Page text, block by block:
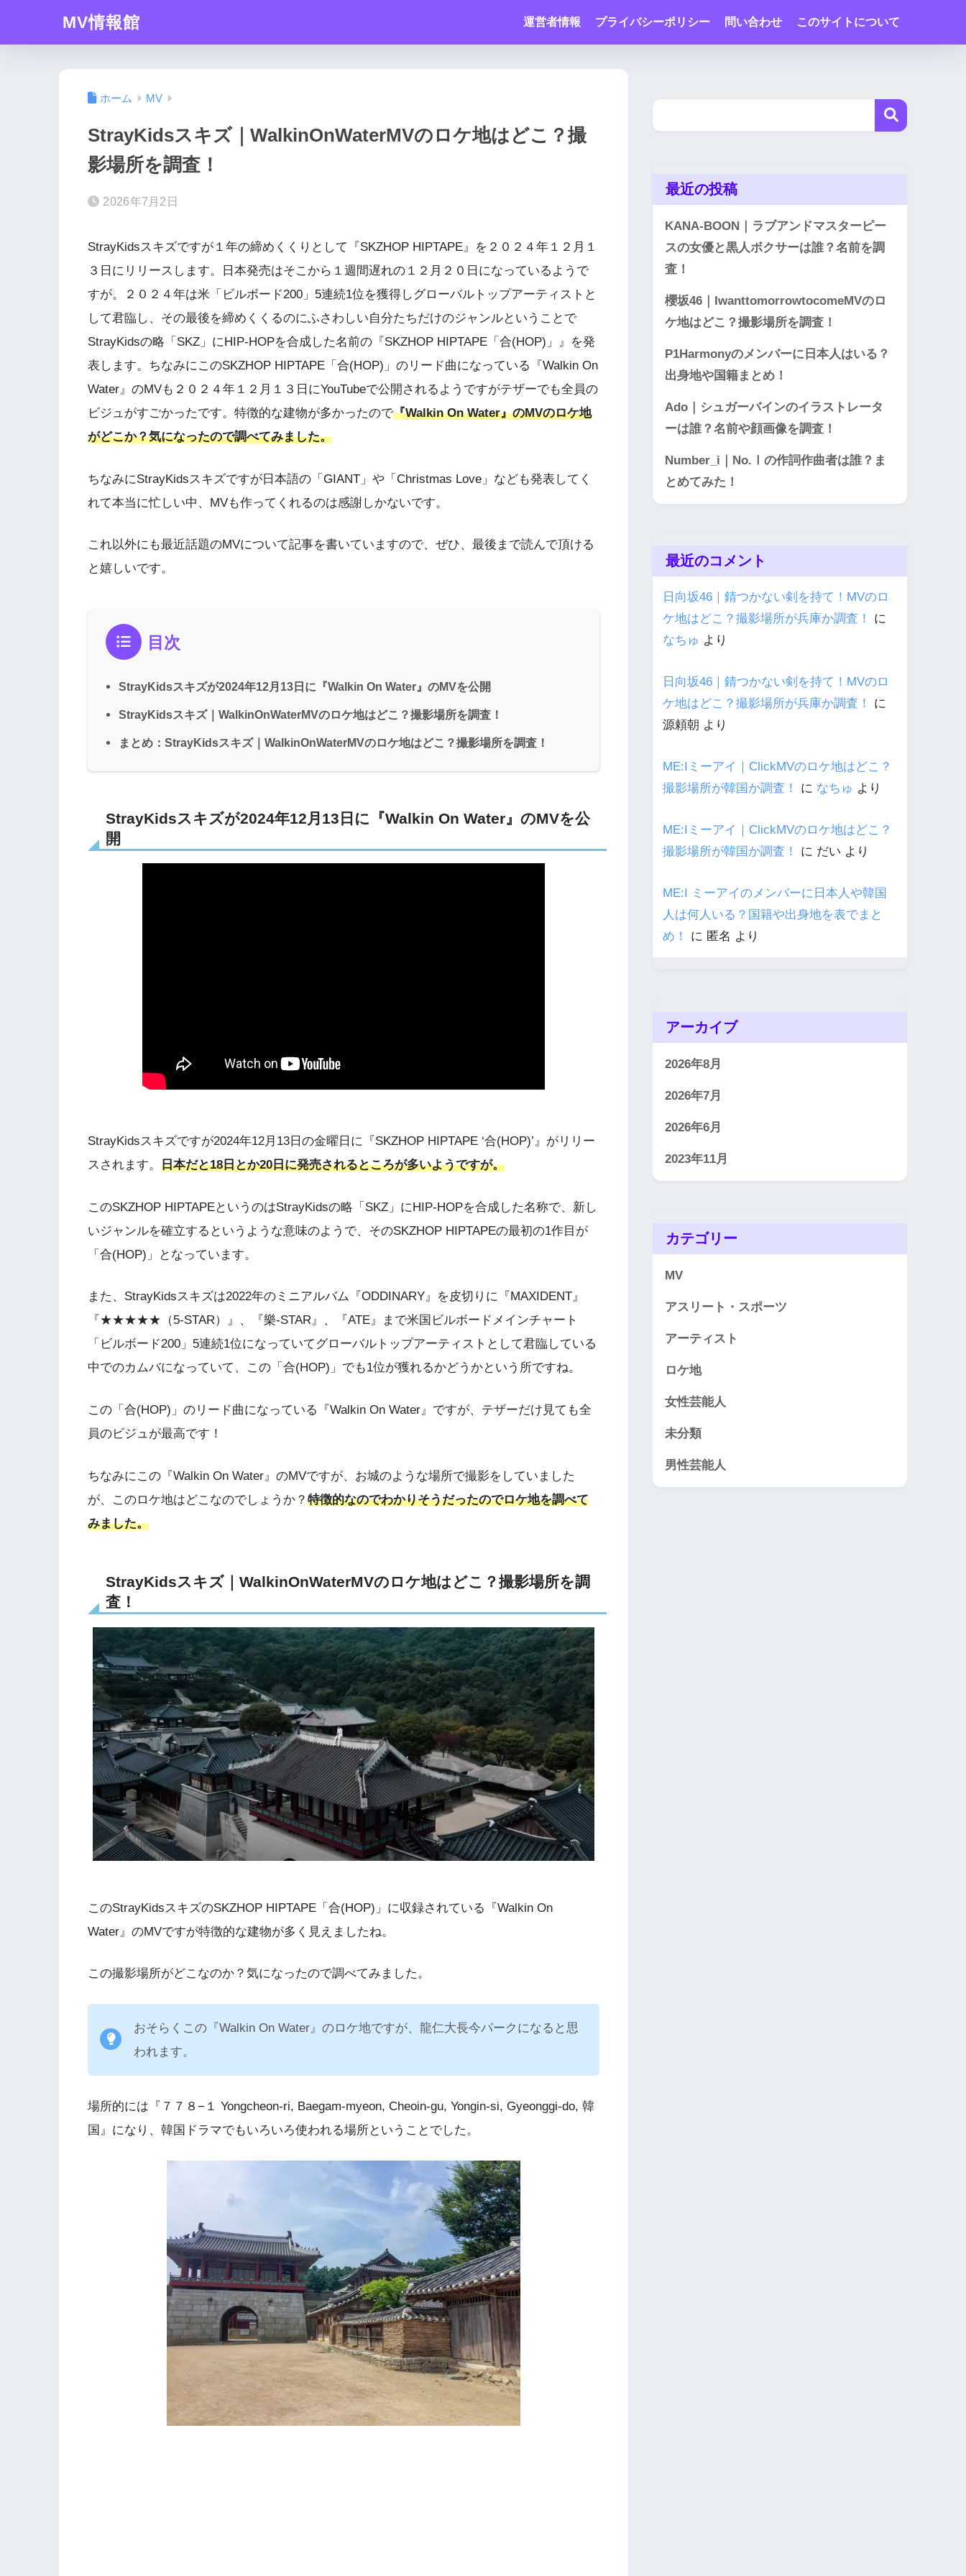
MV情報館 運営者情報 プライバシーポリシー 問い合わせ このサイトについて
ホーム MV
StrayKidsスキズ｜WalkinOnWaterMVのロケ地はどこ？撮
影場所を調査！
2026年7月2日
StrayKidsスキズですが１年の締めくくりとして『SKZHOP HIPTAPE』を２０２４年１２月１
３日にリリースします。日本発売はそこから１週間遅れの１２月２０日になっているようで
すが。２０２４年は米「ビルボード200」5連続1位を獲得しグローバルトップアーティストと
して君臨し、その最後を締めくくるのにふさわしい自分たちだけのジャンルということで
StrayKidsの略「SKZ」にHIP-HOPを合成した名前の『SKZHOP HIPTAPE「合(HOP)」』を発
表します。ちなみにこのSKZHOP HIPTAPE「合(HOP)」のリード曲になっている『Walkin On
Water』のMVも２０２４年１２月１３日にYouTubeで公開されるようですがテザーでも全員の
ビジュがすごかったです。特徴的な建物が多かったので『Walkin On Water』のMVのロケ地
がどこか？気になったので調べてみました。
ちなみにStrayKidsスキズですが日本語の「GIANT」や「Christmas Love」なども発表してく
れて本当に忙しい中、MVも作ってくれるのは感謝しかないです。
これ以外にも最近話題のMVについて記事を書いていますので、ぜひ、最後まで読んで頂ける
と嬉しいです。
目次
StrayKidsスキズが2024年12月13日に『Walkin On Water』のMVを公開
StrayKidsスキズ｜WalkinOnWaterMVのロケ地はどこ？撮影場所を調査！
まとめ：StrayKidsスキズ｜WalkinOnWaterMVのロケ地はどこ？撮影場所を調査！
StrayKidsスキズが2024年12月13日に『Walkin On Water』のMVを公
開
StrayKidsスキズですが2024年12月13日の金曜日に『SKZHOP HIPTAPE ‘合(HOP)’』がリリー
スされます。 日本だと18日とか20日に発売されるところが多いようですが。
このSKZHOP HIPTAPEというのはStrayKidsの略「SKZ」にHIP-HOPを合成した名称で、新し
いジャンルを確立するというような意味のようで、そのSKZHOP HIPTAPEの最初の1作目が
「合(HOP)」となっています。
また、StrayKidsスキズは2022年のミニアルバム『ODDINARY』を皮切りに『MAXIDENT』
『★★★★★（5-STAR）』、『樂-STAR』、『ATE』まで米国ビルボードメインチャート
「ビルボード200」5連続1位になっていてグローバルトップアーティストとして君臨している
中でのカムバになっていて、この「合(HOP)」でも1位が獲れるかどうかという所ですね。
この「合(HOP)」のリード曲になっている『Walkin On Water』ですが、テザーだけ見ても全
員のビジュが最高です！
ちなみにこの『Walkin On Water』のMVですが、お城のような場所で撮影をしていました
が、このロケ地はどこなのでしょうか？ 特徴的なのでわかりそうだったのでロケ地を調べて
みました。
StrayKidsスキズ｜WalkinOnWaterMVのロケ地はどこ？撮影場所を調
査！
このStrayKidsスキズのSKZHOP HIPTAPE「合(HOP)」に収録されている『Walkin On
Water』のMVですが特徴的な建物が多く見えましたね。
この撮影場所がどこなのか？気になったので調べてみました。
おそらくこの『Walkin On Water』のロケ地ですが、龍仁大長今パークになると思
われます。
場所的には『７７８−１ Yongcheon-ri, Baegam-myeon, Cheoin-gu, Yongin-si, Gyeonggi-do, 韓
国』になり、韓国ドラマでもいろいろ使われる場所ということでした。
最近の投稿
KANA-BOON｜ラブアンドマスターピー
スの女優と黒人ボクサーは誰？名前を調
査！
櫻坂46｜IwanttomorrowtocomeMVのロ
ケ地はどこ？撮影場所を調査！
P1Harmonyのメンバーに日本人はいる？
出身地や国籍まとめ！
Ado｜シュガーバインのイラストレータ
ーは誰？名前や顔画像を調査！
Number_i｜No.Ⅰの作詞作曲者は誰？ま
とめてみた！
最近のコメント
日向坂46｜錆つかない剣を持て！MVのロ
ケ地はどこ？撮影場所が兵庫か調査！
に
なちゅ より
日向坂46｜錆つかない剣を持て！MVのロ
ケ地はどこ？撮影場所が兵庫か調査！
に
源頼朝 より
ME:Iミーアイ｜ClickMVのロケ地はどこ？
撮影場所が韓国か調査！
に なちゅ より
ME:Iミーアイ｜ClickMVのロケ地はどこ？
撮影場所が韓国か調査！
に だい より
ME:I ミーアイのメンバーに日本人や韓国
人は何人いる？国籍や出身地を表でまと
め！
に 匿名 より
アーカイブ
2026年8月
2026年7月
2026年6月
2023年11月
カテゴリー
MV
アスリート・スポーツ
アーティスト
ロケ地
女性芸能人
未分類
男性芸能人